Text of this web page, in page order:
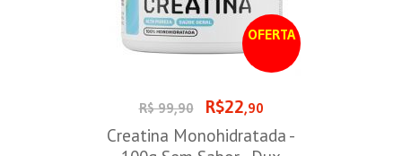
OFERTA
R$ 99,90 R$22,90
Creatina Monohidratada -